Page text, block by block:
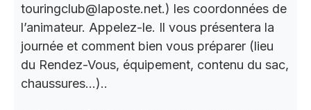
touringclub@laposte.net.) les coordonnées de
l’animateur. Appelez-le. Il vous présentera la
journée et comment bien vous préparer (lieu
du Rendez-Vous, équipement, contenu du sac,
chaussures…)..